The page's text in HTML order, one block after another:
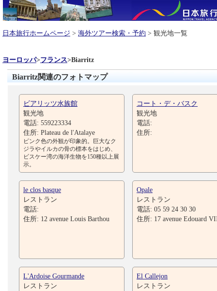
日本旅行ホームページ > 海外ツアー検索・予約 > 観光地一覧
ヨーロッパ>フランス>Biarritz
Biarritz関連のフォトマップ
ビアリッツ水族館
観光地
電話: 559223334
住所: Plateau de l'Atalaye
ピンク色の外観が印象的。巨大なク
ジラやイルカの骨の標本をはじめ、
ビスケー湾の海洋生物を150種以上展
示。
コート・デ・バスク
観光地
電話:
住所:
le clos basque
レストラン
電話:
住所: 12 avenue Louis Barthou
Opale
レストラン
電話: 05 59 24 30 30
住所: 17 avenue Edouard
L'Ardoise Gourmande
レストラン
El Callejon
レストラン